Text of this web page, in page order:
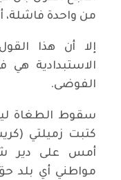
من واحدة فاشلة،
إلا أن هذا
الاستبدادية
الفوضى.
سقوط الطغاة
كتبت زميلتي
أمس على دير
مواطني أي بلد حق